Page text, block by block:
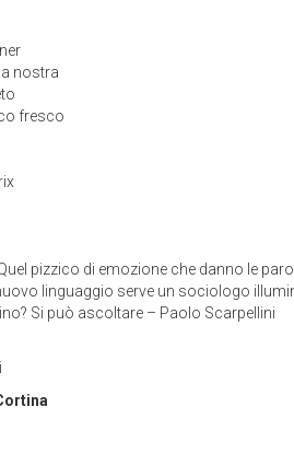
nostra
fresco
Quel pizzico di emozione che danno le
nuovo linguaggio serve un sociologo
vino? Si può ascoltare – Paolo Scarpellini